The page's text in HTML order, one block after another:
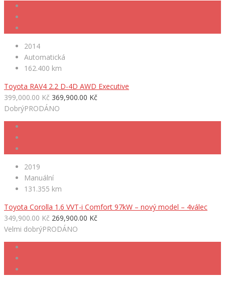
2014
Automatická
162.400 km
Toyota RAV4 2.2 D-4D AWD Executive
399,000.00 Kč 369,900.00 Kč
DobrýPRODÁNO
2019
Manuální
131.355 km
Toyota Corolla 1.6 VVT-i Comfort 97kW – nový model – 4válec
349,900.00 Kč 269,900.00 Kč
Velmi dobrýPRODÁNO